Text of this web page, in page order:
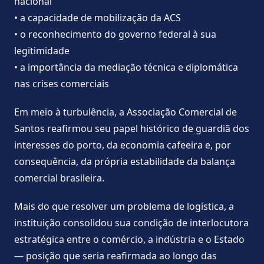
• a capacidade de mobilização da ACS
• o reconhecimento do governo federal à sua
legitimidade
• a importância da mediação técnica e diplomática
nas crises comerciais
Em meio à turbulência, a Associação Comercial de
Santos reafirmou seu papel histórico de guardiã dos
interesses do porto, da economia cafeeira e, por
consequência, da própria estabilidade da balança
comercial brasileira.
Mais do que resolver um problema de logística, a
instituição consolidou sua condição de interlocutora
estratégica entre o comércio, a indústria e o Estado
— posição que seria reafirmada ao longo das